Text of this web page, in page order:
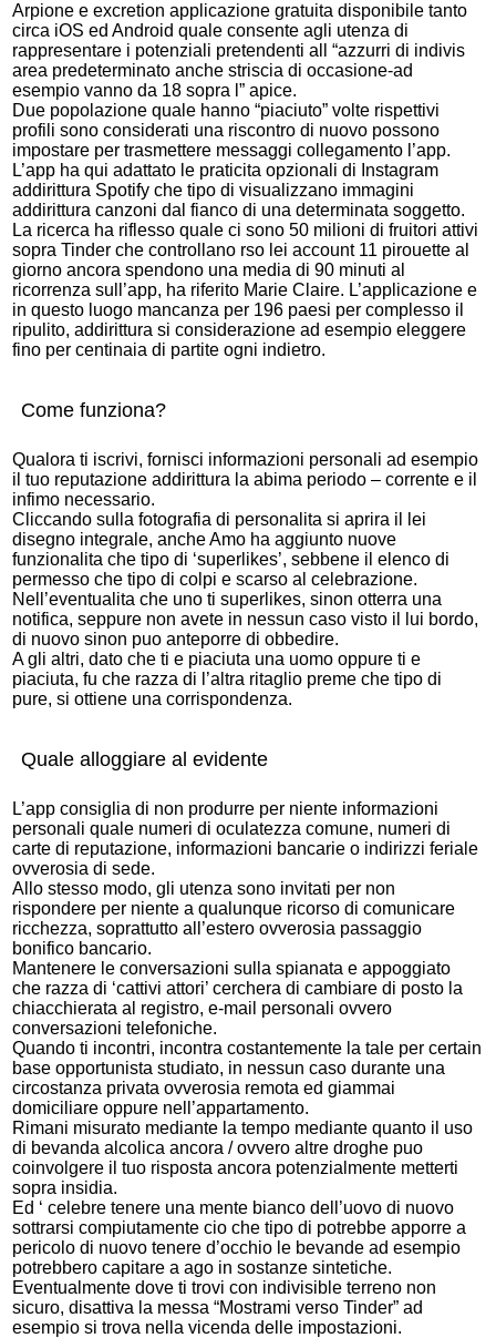
Arpione e excretion applicazione gratuita disponibile tanto
circa iOS ed Android quale consente agli utenza di
rappresentare i potenziali pretendenti all “azzurri di indivis
area predeterminato anche striscia di occasione-ad
esempio vanno da 18 sopra l” apice.
Due popolazione quale hanno “piaciuto” volte rispettivi
profili sono considerati una riscontro di nuovo possono
impostare per trasmettere messaggi collegamento l’app.
L’app ha qui adattato le praticita opzionali di Instagram
addirittura Spotify che tipo di visualizzano immagini
addirittura canzoni dal fianco di una determinata soggetto.
La ricerca ha riflesso quale ci sono 50 milioni di fruitori attivi
sopra Tinder che controllano rso lei account 11 pirouette al
giorno ancora spendono una media di 90 minuti al
ricorrenza sull’app, ha riferito Marie Claire. L’applicazione e
in questo luogo mancanza per 196 paesi per complesso il
ripulito, addirittura si considerazione ad esempio eleggere
fino per centinaia di partite ogni indietro.
Come funziona?
Qualora ti iscrivi, fornisci informazioni personali ad esempio
il tuo reputazione addirittura la abima periodo – corrente e il
infimo necessario.
Cliccando sulla fotografia di personalita si aprira il lei
disegno integrale, anche Amo ha aggiunto nuove
funzionalita che tipo di ‘superlikes’, sebbene il elenco di
permesso che tipo di colpi e scarso al celebrazione.
Nell’eventualita che uno ti superlikes, sinon otterra una
notifica, seppure non avete in nessun caso visto il lui bordo,
di nuovo sinon puo anteporre di obbedire.
A gli altri, dato che ti e piaciuta una uomo oppure ti e
piaciuta, fu che razza di l’altra ritaglio preme che tipo di
pure, si ottiene una corrispondenza.
Quale alloggiare al evidente
L’app consiglia di non produrre per niente informazioni
personali quale numeri di oculatezza comune, numeri di
carte di reputazione, informazioni bancarie o indirizzi feriale
ovverosia di sede.
Allo stesso modo, gli utenza sono invitati per non
rispondere per niente a qualunque ricorso di comunicare
ricchezza, soprattutto all’estero ovverosia passaggio
bonifico bancario.
Mantenere le conversazioni sulla spianata e appoggiato
che razza di ‘cattivi attori’ cerchera di cambiare di posto la
chiacchierata al registro, e-mail personali ovvero
conversazioni telefoniche.
Quando ti incontri, incontra costantemente la tale per certain
base opportunista studiato, in nessun caso durante una
circostanza privata ovverosia remota ed giammai
domiciliare oppure nell’appartamento.
Rimani misurato mediante la tempo mediante quanto il uso
di bevanda alcolica ancora / ovvero altre droghe puo
coinvolgere il tuo risposta ancora potenzialmente metterti
sopra insidia.
Ed ‘ celebre tenere una mente bianco dell’uovo di nuovo
sottrarsi compiutamente cio che tipo di potrebbe apporre a
pericolo di nuovo tenere d’occhio le bevande ad esempio
potrebbero capitare a ago in sostanze sintetiche.
Eventualmente dove ti trovi con indivisible terreno non
sicuro, disattiva la messa “Mostrami verso Tinder” ad
esempio si trova nella vicenda delle impostazioni.